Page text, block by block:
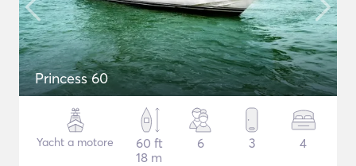
Princess 60
Yacht a motore
60 ft
18 m
6 3 4